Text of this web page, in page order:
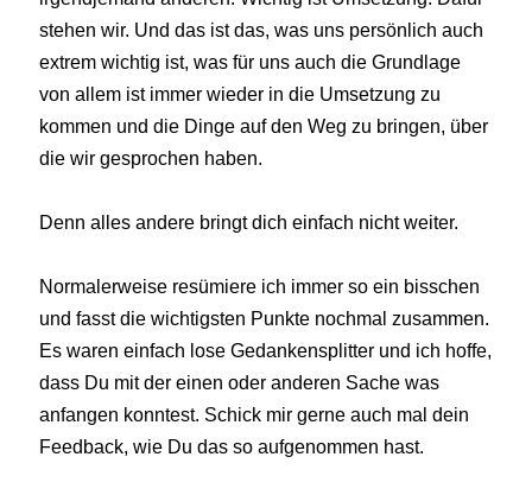
stehen wir. Und das ist das, was uns persönlich auch
extrem wichtig ist, was für uns auch die Grundlage
von allem ist immer wieder in die Umsetzung zu
kommen und die Dinge auf den Weg zu bringen, über
die wir gesprochen haben.
Denn alles andere bringt dich einfach nicht weiter.
Normalerweise resümiere ich immer so ein bisschen
und fasst die wichtigsten Punkte nochmal zusammen.
Es waren einfach lose Gedankensplitter und ich hoffe,
dass Du mit der einen oder anderen Sache was
anfangen konntest. Schick mir gerne auch mal dein
Feedback, wie Du das so aufgenommen hast.